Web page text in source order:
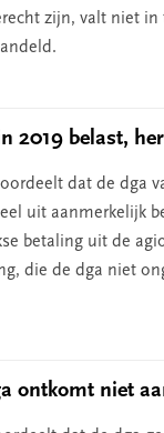
zijn, valt niet
2019 belast,
dat de dga
uit aanmerkelijk
betaling uit de
die de dga niet
ontkomt niet